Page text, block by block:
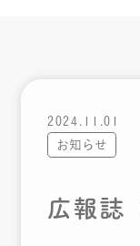
2024.11.01
お知らせ
広報誌